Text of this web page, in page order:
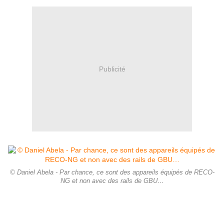
Publicité
© Daniel Abela - Par chance, ce sont des appareils équipés de RECO-
NG et non avec des rails de GBU…